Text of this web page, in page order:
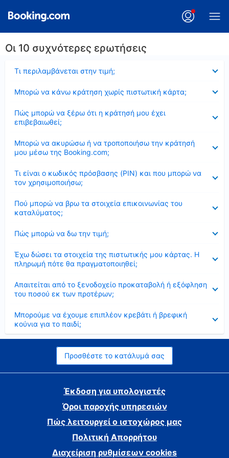
Οι 10 συχνότερες ερωτήσεις
Τι περιλαμβάνεται στην τιμή;
Μπορώ να κάνω κράτηση χωρίς πιστωτική κάρτα;
Πώς μπορώ να ξέρω ότι η κράτησή μου έχει
επιβεβαιωθεί;
Μπορώ να ακυρώσω ή να τροποποιήσω την κράτησή
μου μέσω της Booking.com;
Τι είναι ο κωδικός πρόσβασης (PIN) και που μπορώ να
τον χρησιμοποιήσω;
Πού μπορώ να βρω τα στοιχεία επικοινωνίας του
καταλύματος;
Πώς μπορώ να δω την τιμή;
Έχω δώσει τα στοιχεία της πιστωτικής μου κάρτας. Η
πληρωμή πότε θα πραγματοποιηθεί;
Απαιτείται από το ξενοδοχείο προκαταβολή ή εξόφληση
του ποσού εκ των προτέρων;
Μπορούμε να έχουμε επιπλέον κρεβάτι ή βρεφική
κούνια για το παιδί;
Προσθέστε το κατάλυμά σας
Έκδοση για υπολογιστές
Όροι παροχής υπηρεσιών
Πώς λειτουργεί ο ιστοχώρος μας
Πολιτική Απορρήτου
Διαχείριση ρυθμίσεων cookies